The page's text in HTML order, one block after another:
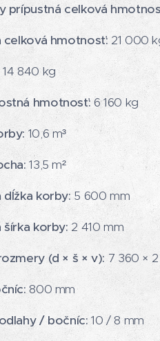
prípustná celková
celková hmotnosť: 21 000
14 840 kg
hmotnosť: 6 160 kg
10,6 m³
13,5 m²
korby: 5 600 mm
korby: 2 410 mm
(d × š × v): 7 360 ×
800 mm
/ bočníc: 10 / 8 mm